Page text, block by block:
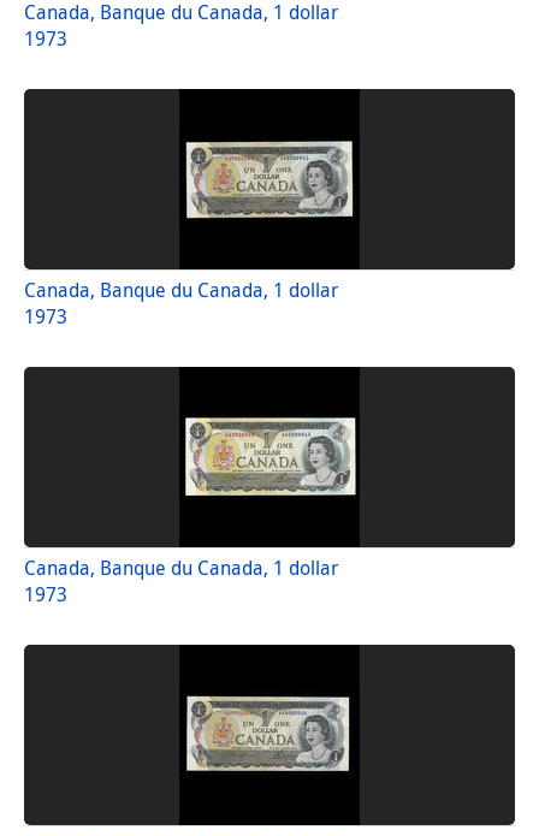
Canada, Banque du Canada, 1 dollar
1973
Canada, Banque du Canada, 1 dollar
1973
Canada, Banque du Canada, 1 dollar
1973